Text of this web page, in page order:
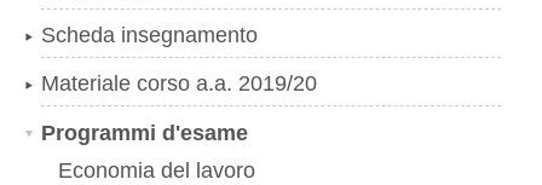
Scheda insegnamento
Materiale corso a.a. 2019/20
Programmi d'esame
Economia del lavoro